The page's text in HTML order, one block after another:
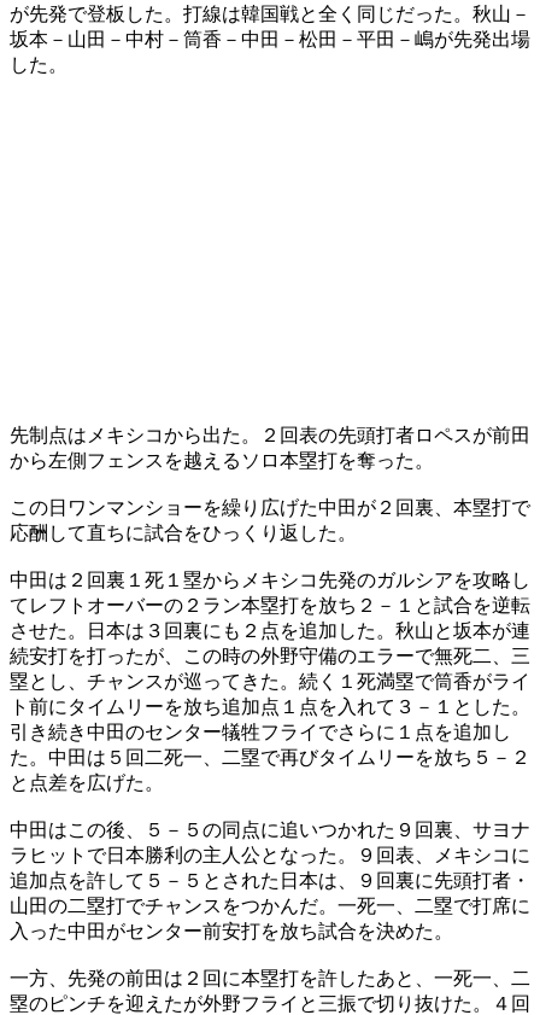
が先発で登板した。打線は韓国戦と全く同じだった。秋山－
坂本－山田－中村－筒香－中田－松田－平田－嶋が先発出場
した。
先制点はメキシコから出た。２回表の先頭打者ロペスが前田
から左側フェンスを越えるソロ本塁打を奪った。
この日ワンマンショーを繰り広げた中田が２回裏、本塁打で
応酬して直ちに試合をひっくり返した。
中田は２回裏１死１塁からメキシコ先発のガルシアを攻略し
てレフトオーバーの２ラン本塁打を放ち２－１と試合を逆転
させた。日本は３回裏にも２点を追加した。秋山と坂本が連
続安打を打ったが、この時の外野守備のエラーで無死二、三
塁とし、チャンスが巡ってきた。続く１死満塁で筒香がライ
ト前にタイムリーを放ち追加点１点を入れて３－１とした。
引き続き中田のセンター犠牲フライでさらに１点を追加し
た。中田は５回二死一、二塁で再びタイムリーを放ち５－２
と点差を広げた。
中田はこの後、５－５の同点に追いつかれた９回裏、サヨナ
ラヒットで日本勝利の主人公となった。９回表、メキシコに
追加点を許して５－５とされた日本は、９回裏に先頭打者・
山田の二塁打でチャンスをつかんだ。一死一、二塁で打席に
入った中田がセンター前安打を放ち試合を決めた。
一方、先発の前田は２回に本塁打を許したあと、一死一、二
塁のピンチを迎えたが外野フライと三振で切り抜けた。４回